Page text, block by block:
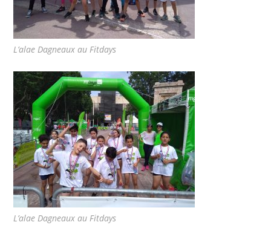
L’alae Dagneaux au Fitdays
L’alae Dagneaux au Fitdays